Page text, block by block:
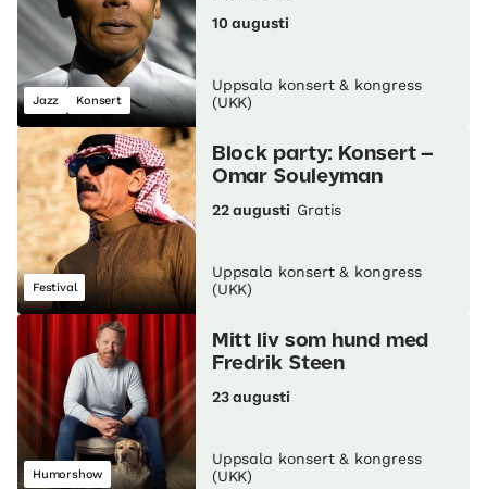
Jazz Konsert
10 augusti
Uppsala konsert & kongress
(UKK)
Festival
Block party: Konsert –
Omar Souleyman
22 augusti Gratis
Uppsala konsert & kongress
(UKK)
Humorshow
Mitt liv som hund med
Fredrik Steen
23 augusti
Uppsala konsert & kongress
(UKK)